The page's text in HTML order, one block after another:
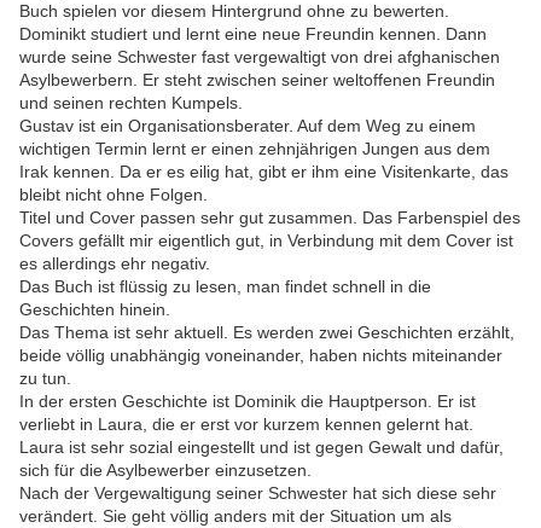
Buch spielen vor diesem Hintergrund ohne zu bewerten.
Dominikt studiert und lernt eine neue Freundin kennen. Dann
wurde seine Schwester fast vergewaltigt von drei afghanischen
Asylbewerbern. Er steht zwischen seiner weltoffenen Freundin
und seinen rechten Kumpels.
Gustav ist ein Organisationsberater. Auf dem Weg zu einem
wichtigen Termin lernt er einen zehnjährigen Jungen aus dem
Irak kennen. Da er es eilig hat, gibt er ihm eine Visitenkarte, das
bleibt nicht ohne Folgen.
Titel und Cover passen sehr gut zusammen. Das Farbenspiel des
Covers gefällt mir eigentlich gut, in Verbindung mit dem Cover ist
es allerdings ehr negativ.
Das Buch ist flüssig zu lesen, man findet schnell in die
Geschichten hinein.
Das Thema ist sehr aktuell. Es werden zwei Geschichten erzählt,
beide völlig unabhängig voneinander, haben nichts miteinander
zu tun.
In der ersten Geschichte ist Dominik die Hauptperson. Er ist
verliebt in Laura, die er erst vor kurzem kennen gelernt hat.
Laura ist sehr sozial eingestellt und ist gegen Gewalt und dafür,
sich für die Asylbewerber einzusetzen.
Nach der Vergewaltigung seiner Schwester hat sich diese sehr
verändert. Sie geht völlig anders mit der Situation um als